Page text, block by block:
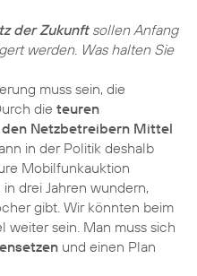
der Zukunftsollen Anfang
werden. Was halten Sie
muss sein, die
die teuren
Netzbetreibern Mittel
in der Politik deshalb
Mobilfunkauktion
drei Jahren wundern,
gibt. Wir könnten beim
weiter sein. Man muss sich
und einen Plan